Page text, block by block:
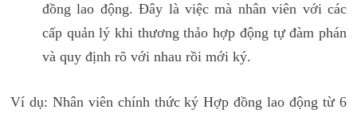
đồng lao động. Đây là việc mà nhân viên với các
cấp quản lý khi thương thảo hợp động tự đàm phán
và quy định rõ với nhau rồi mới ký.
Ví dụ: Nhân viên chính thức ký Hợp đồng lao động từ 6